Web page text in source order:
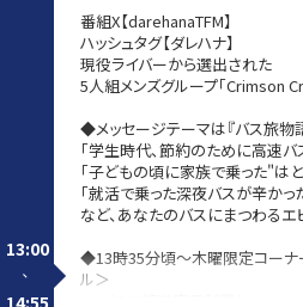
13:00
-
14:55
番組X【darehanaTFM】
ハッシュタグ【ダレハナ】
現役ライバーから選出された
5人組メンズグループ「Crimson
◆メッセージテーマは『バス旅物語
「学生時代、節約のために高速バ
「子どもの頃に家族で乗った"は
「就活で乗った深夜バスが辛かった
など、あなたのバスにまつわるエ
◆13時35分頃〜木曜限定コーナ
ル＞